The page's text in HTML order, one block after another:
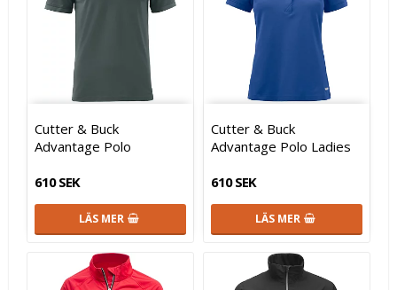
Cutter & Buck
Advantage Polo
610 SEK
LÄS MER
Cutter & Buck
Advantage Polo Ladies
610 SEK
LÄS MER